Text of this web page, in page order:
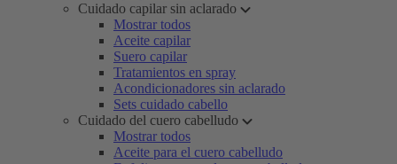
Cuidado capilar sin aclarado
Mostrar todos
Aceite capilar
Suero capilar
Tratamientos en spray
Acondicionadores sin aclarado
Sets cuidado cabello
Cuidado del cuero cabelludo
Mostrar todos
Aceite para el cuero cabelludo